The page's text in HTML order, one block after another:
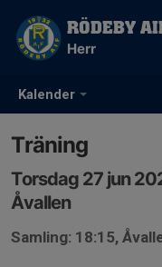
Kalender
RÖDEBY
Herr
Träning
Torsdag 27 jun
Åvallen
Samling: 18:15,